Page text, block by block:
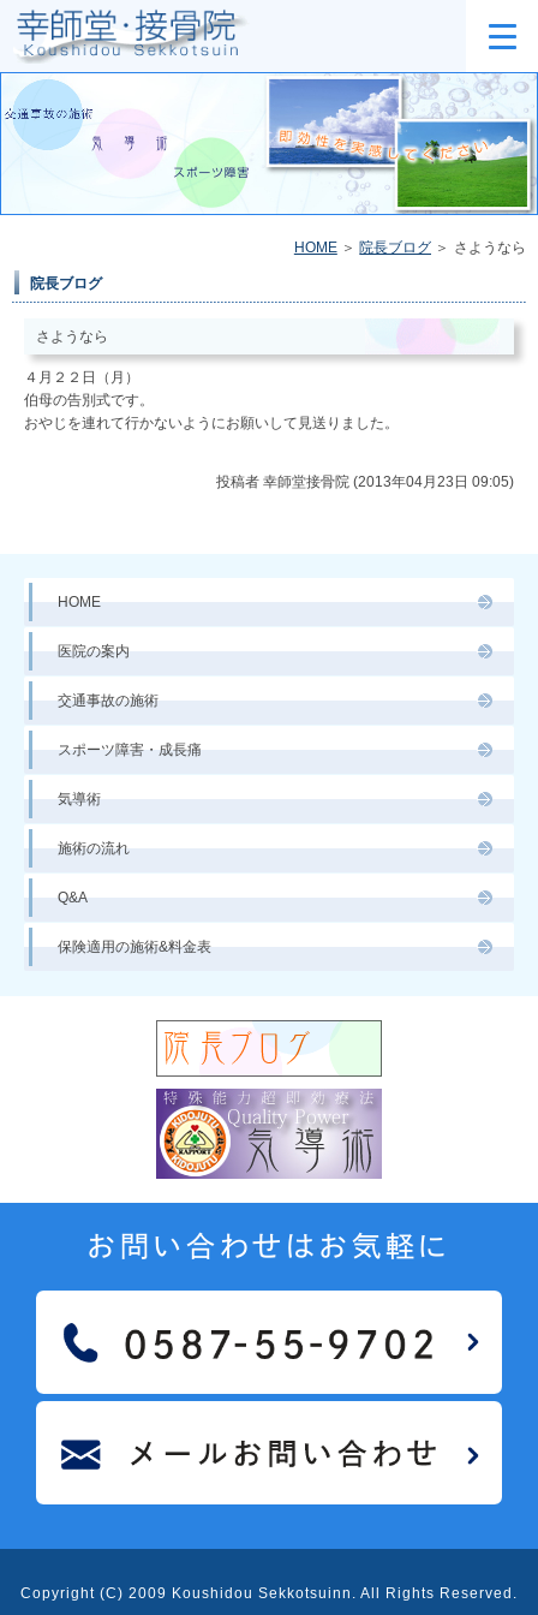
HOME 院長ブログ さようなら
院長ブログ
さようなら
４月２２日（月）
伯母の告別式です。
おやじを連れて行かないようにお願いして見送りました。
投稿者 幸師堂接骨院 (2013年04月23日 09:05)
HOME
医院の案内
交通事故の施術
スポーツ障害・成長痛
気導術
施術の流れ
Q&A
保険適用の施術&料金表
お問い合わせはお気軽に
Copyright (C) 2009 Koushidou Sekkotsuinn . All Rights Reserved.